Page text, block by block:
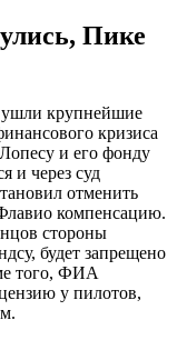
Пике
ушли крупнейшие
кризиса
и его фонду
и через суд
отменить
компенсацию.
стороны
будет запрещено
того, ФИА
у пилотов,